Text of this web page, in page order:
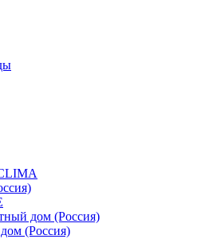
дом (Россия)
(Россия)